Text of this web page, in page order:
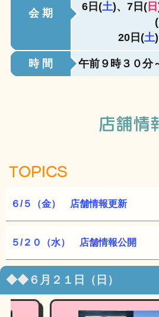
会 期
6日(土)、7日(日
(
20日(土
時 間 午前９時３０分
店舗情
TOPICS
６/５（金） 店舗情報更新
５/２０（水） 店舗情報公開
◆◆６月２１日（日）